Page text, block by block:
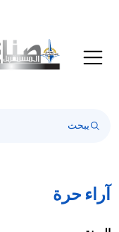
آراء حرة